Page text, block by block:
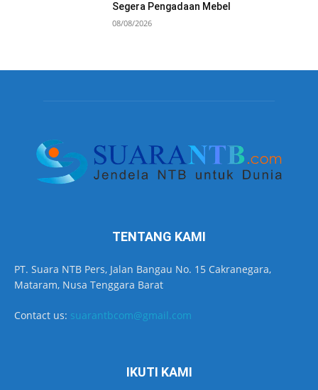
Segera Pengadaan Mebel
08/08/2026
TENTANG KAMI
PT. Suara NTB Pers, Jalan Bangau No. 15 Cakranegara,
Mataram, Nusa Tenggara Barat
Contact us: suarantbcom@gmail.com
IKUTI KAMI